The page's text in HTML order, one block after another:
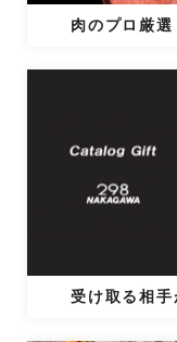
肉のプロ厳選
受け取る相手